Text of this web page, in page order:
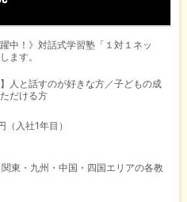
中！》対話式学習塾「１対１ネッ
ます。
人と話すのが好きな方／子どもの成
だける方
入社1年目）
東・九州・中国・四国エリアの各教